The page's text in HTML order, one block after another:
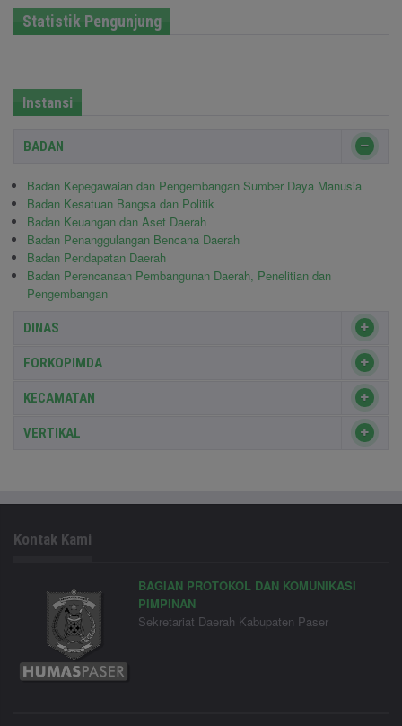
Statistik Pengunjung
Instansi
BADAN
Badan Kepegawaian dan Pengembangan Sumber Daya Manusia
Badan Kesatuan Bangsa dan Politik
Badan Keuangan dan Aset Daerah
Badan Penanggulangan Bencana Daerah
Badan Pendapatan Daerah
Badan Perencanaan Pembangunan Daerah, Penelitian dan
Pengembangan
DINAS
FORKOPIMDA
KECAMATAN
VERTIKAL
Kontak Kami
BAGIAN PROTOKOL DAN KOMUNIKASI
PIMPINAN
Sekretariat Daerah Kabupaten Paser